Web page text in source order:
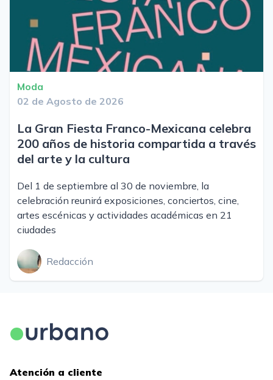
Moda
02 de Agosto de 2026
La Gran Fiesta Franco-Mexicana celebra
200 años de historia compartida a través
del arte y la cultura
Del 1 de septiembre al 30 de noviembre, la
celebración reunirá exposiciones, conciertos, cine,
artes escénicas y actividades académicas en 21
ciudades
Redacción
Atención a cliente